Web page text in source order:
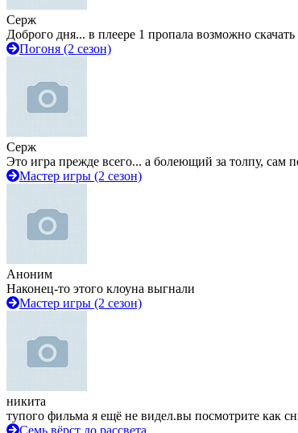
Серж
Доброго дня... в плеере 1 пропала возможно
Погоня (2 сезон)
Серж
Это игра прежде всего... а болеющий за толпу, сам
Мастер игры (2 сезон)
Аноним
Наконец-то этого клоуна выгнали
Мастер игры (2 сезон)
никита
тупого фильма я ещё не видел.вы посмотрите как
Семь вёрст до рассвета